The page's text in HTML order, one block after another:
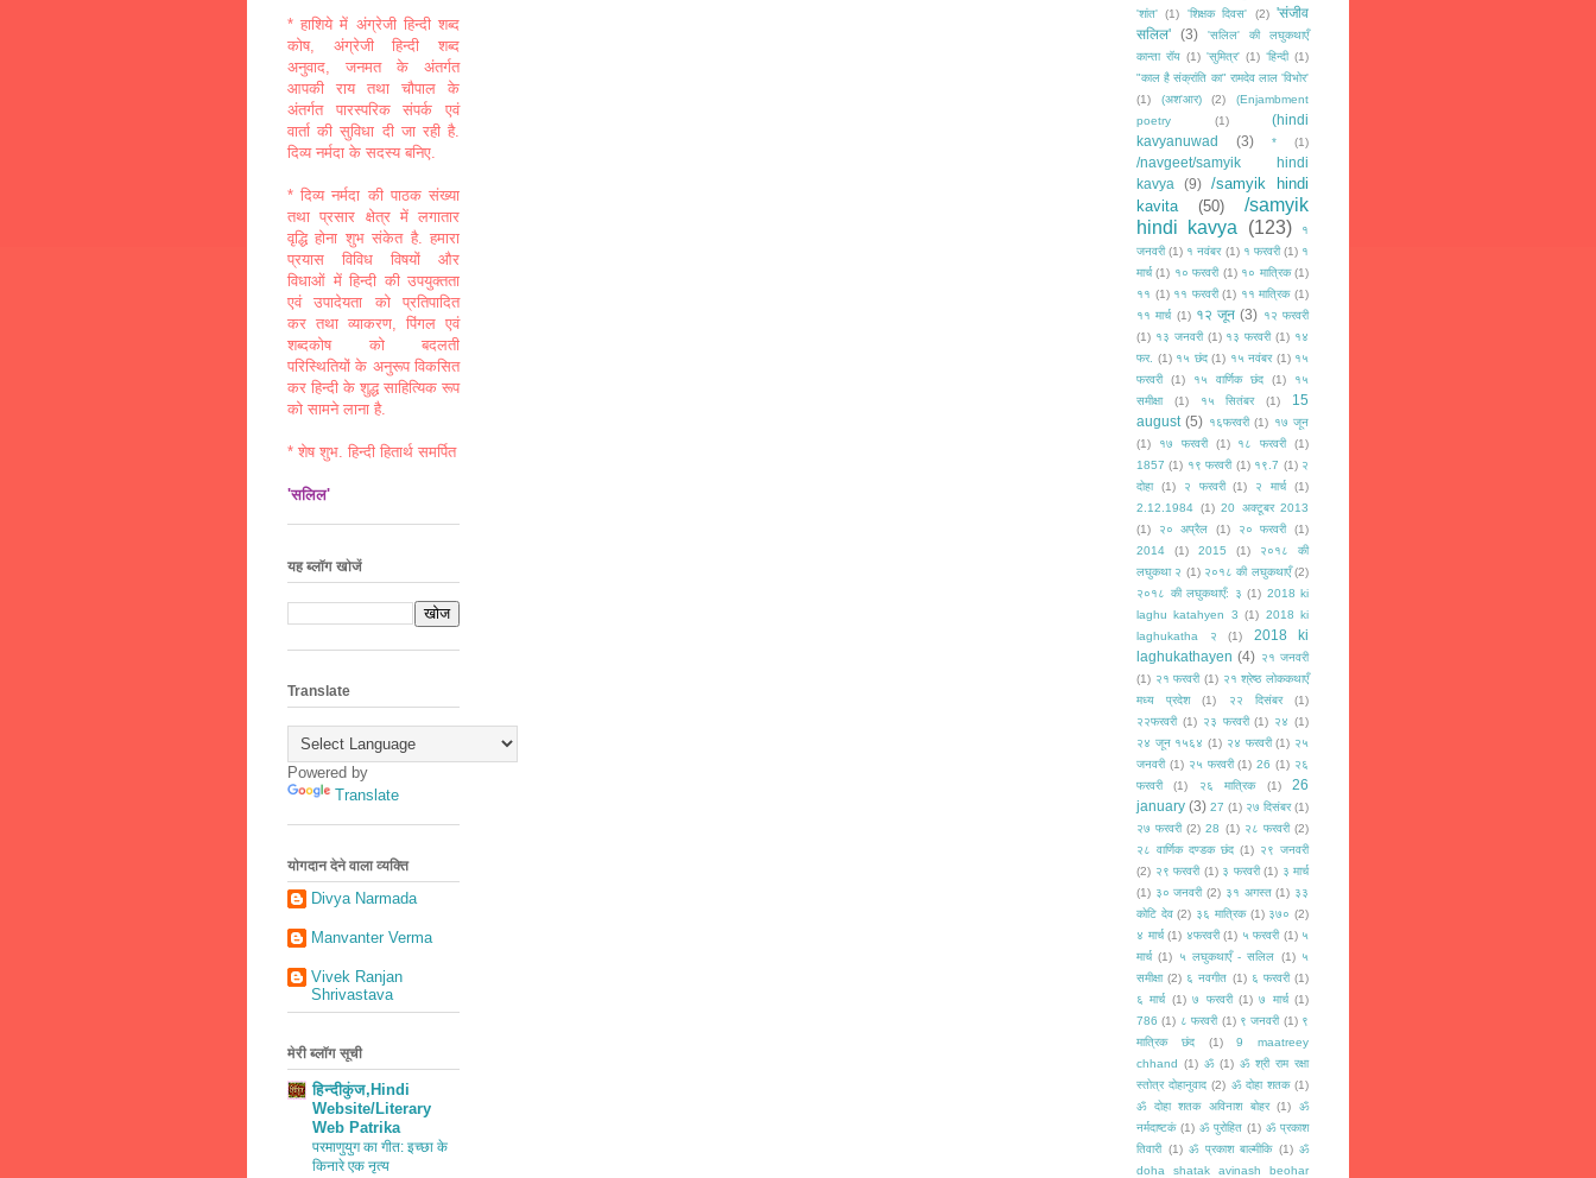
* हाशिये में अंग्रेजी हिन्दी शब्द
कोष, अंग्रेजी हिन्दी शब्द
अनुवाद, जनमत के अंतर्गत
आपकी राय तथा चौपाल के
अंतर्गत पारस्परिक संपर्क एवं
वार्ता की सुविधा दी जा रही है.
दिव्य नर्मदा के सदस्य बनिए.
* दिव्य नर्मदा की पाठक संख्या
तथा प्रसार क्षेत्र में लगातार
वृद्धि होना शुभ संकेत है. हमारा
प्रयास विविध विषयों और
विधाओं में हिन्दी की उपयुक्तता
एवं उपादेयता को प्रतिपादित
कर तथा व्याकरण, पिंगल एवं
शब्दकोष को बदलती
परिस्थितियों के अनुरूप विकसित
कर हिन्दी के शुद्ध साहित्यिक रूप
को सामने लाना है.
* शेष शुभ. हिन्दी हितार्थ समर्पित
'सलिल'
यह ब्लॉग खोजें
Translate
Powered by
Translate
योगदान देने वाला व्यक्ति
Divya Narmada
Manvanter Verma
Vivek Ranjan
Shrivastava
मेरी ब्लॉग सूची
हिन्दीकुंज,Hindi
Website/Literary
Web Patrika
परमाणुयुग का गीत: इच्छा के
किनारे एक नृत्य
'शांत' (1) 'शिक्षक दिवस' (2) 'संजीव
सलिल'
(3)
'सलिल' की लघुकथाएँ
कान्ता रॉय (1) 'सुमित्र' (1) ‘हिन्दी (1)
"काल है संक्रांति का" रामदेव लाल 'विभोर'
(1)
(अश'आर) (2)
(Enjambment
poetry
(1)
(hindi
kavyanuwad
(3) * (1)
/navgeet/samyik hindi
kavya
(9)
/samyik hindi
kavita
(50)
/samyik
hindi kavya
(123)
१
जनवरी (1) १ नवंबर (1) १ फरवरी (1) १
मार्च (1) १० फरवरी (1) १० मात्रिक (1)
११ (1) ११ फरवरी (1) ११ मात्रिक (1)
११ मार्च (1) १२ जून (3) १२ फरवरी
(1) १३ जनवरी (1) १३ फरवरी (1) १४
फर. (1) १५ छंद (1) १५ नवंबर (1) १५
फरवरी
(1) १५ वार्णिक छंद (1)
१५
समीक्षा
(1) १५ सितंबर (1)
15
august (5) १६फरवरी (1) १७ जून
(1)
१७ फरवरी (1) १८ फरवरी
(1)
1857 (1) १९ फरवरी (1) १९.7 (1) २
दोहा
(1) २ फरवरी (1) २ मार्च
(1)
2.12.1984 (1) 20 अक्टूबर 2013
(1)
२० अप्रैल (1) २० फरवरी
(1)
2014
(1) 2015 (1)
२०१८ की
लघुकथा २ (1) २०१८ की लघुकथाएँ (2)
२०१८ की लघुकथाएँ: ३ (1) 2018 ki
laghu katahyen 3 (1) 2018 ki
laghukatha २
(1)
2018 ki
laghukathayen (4) २१ जनवरी
(1) २१ फरवरी (1) २१ श्रेष्ठ लोककथाएँ
मध्य प्रदेश
(1) २२ दिसंबर
(1)
२२फरवरी (1) २३ फरवरी (1) २४ (1)
२४ जून १५६४ (1) २४ फरवरी (1) २५
जनवरी (1) २५ फरवरी (1) 26 (1) २६
फरवरी
(1) २६ मात्रिक (1)
26
january (3) 27 (1) २७ दिसंबर (1)
२७ फरवरी (2) 28 (1) २८ फरवरी (2)
२८ वार्णिक दण्डक छंद (1) २९ जनवरी
(2) २९ फरवरी (1) ३ फरवरी (1) ३ मार्च
(1) ३० जनवरी (2) ३१ अगस्त (1) ३३
कोटि देव (2) ३६ मात्रिक (1) ३७० (2)
४ मार्च (1) ४फरवरी (1) ५ फरवरी (1) ५
मार्च (1) ५ लघुकथाएँ - सलिल (1) ५
समीक्षा (2) ६ नवगीत (1) ६ फरवरी (1)
६ मार्च (1) ७ फरवरी (1) ७ मार्च (1)
786 (1) ८ फरवरी (1) ९ जनवरी (1) ९
मात्रिक छंद
(1)
9 maatreey
chhand (1) ॐ (1) ॐ श्री राम रक्षा
स्तोत्र दोहानुवाद (2) ॐ दोहा शतक (1)
ॐ दोहा शतक अविनाश बोहर
(1)
ॐ
नर्मदाष्टकं (1) ॐ पुरोहित (1) ॐ प्रकाश
तिवारी (1) ॐ प्रकाश बाल्मीकि (1) ॐ
doha shatak avinash beohar